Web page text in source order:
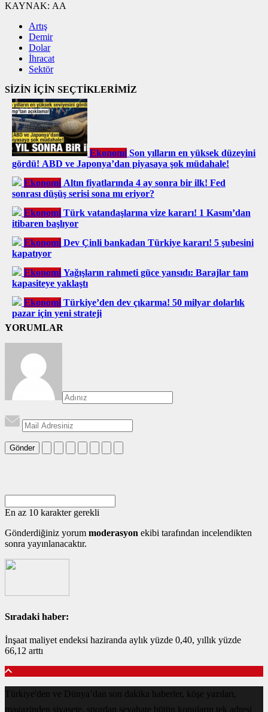
KAYNAK: AA
Artış
Demir
Dolar
İhracat
Sektör
SİZİN İÇİN SEÇTİKLERİMİZ
Ekonomi Son yılların en yüksek düzeyini
gördü! ABD ve Japonya’dan piyasaya şok müdahale!
Ekonomi Altın fiyatlarında 4 ay sonra bir ilk! Fed
sonrası düşüş serisi sona mı eriyor?
Ekonomi Türk vatandaşlarına vize kararı! 1 Kasım’dan
itibaren başlıyor
Ekonomi Dev Çinli bankadan Türkiye kararı! 5 şubesini
kapatıyor
Ekonomi Yağışların rahmeti güce yansıdı: Barajlar tam
kapasiteye yaklaştı
Ekonomi Türkiye’den dev çıkarma! 50 milyar dolarlık
pazar için yeni strateji
YORUMLAR
Gönder
En az 10 karakter gerekli
Gönderdiğiniz yorum moderasyon ekibi tarafından incelendikten
sonra yayınlanacaktır.
Sıradaki haber:
İnşaat maliyet endeksi haziranda aylık yüzde 0,40, yıllık yüzde
66,12 arttı
Türkiye'den ve Dünya’dan son dakika haberler, köşe yazıları,
magazinden siyasete, spordan seyahate bütün konuların tek adresi